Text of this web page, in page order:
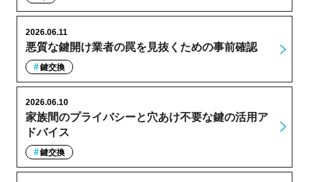
悪質な鍵開け業者の罠を見抜くための事前確認
2026.06.11
鍵交換
家族間のプライバシーと穴あけ不要な鍵の活用ア
ドバイス
2026.06.10
鍵交換